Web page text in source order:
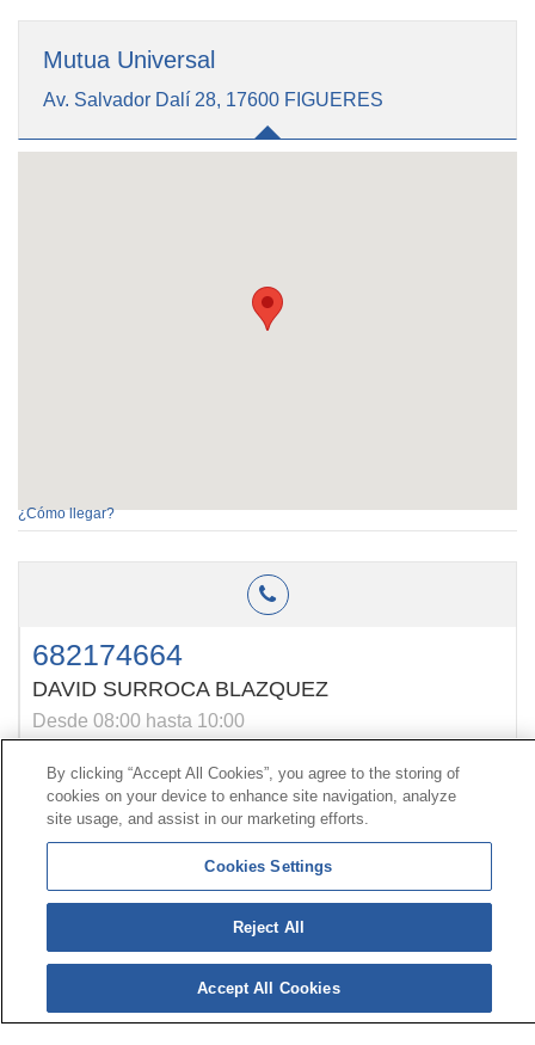
Mutua Universal
Av. Salvador Dalí 28, 17600 FIGUERES
¿Cómo llegar?
682174664
DAVID SURROCA BLAZQUEZ
Desde 08:00 hasta 10:00
Kontaktua| kontratatzailearen Profila|Erreklamazioak
Lerro Unibertsala 900 203 203
Toki Pribatua Prestazio
berezien Batzordea|Toki Pribatu Hornitzailea Sanitarioa
© 2026ko Universal Mutua| Gunearen mapa
abisua | Datu-babesaren Politika| cookieen Politika
Jarraitu bertan:
By clicking “Accept All Cookies”, you agree to the storing of
cookies on your device to enhance site navigation, analyze
site usage, and assist in our marketing efforts.
Cookies Settings
Reject All
Accept All Cookies